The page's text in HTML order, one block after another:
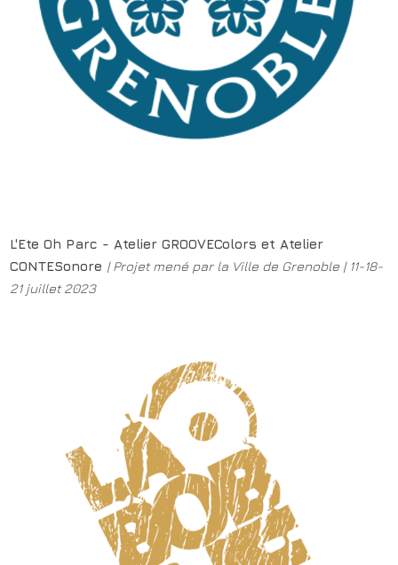
L'Ete Oh Parc - Atelier GROOVEColors et Atelier
CONTESonore |Projet mené par la Ville de Grenoble | 11-18-
21 juillet 2023